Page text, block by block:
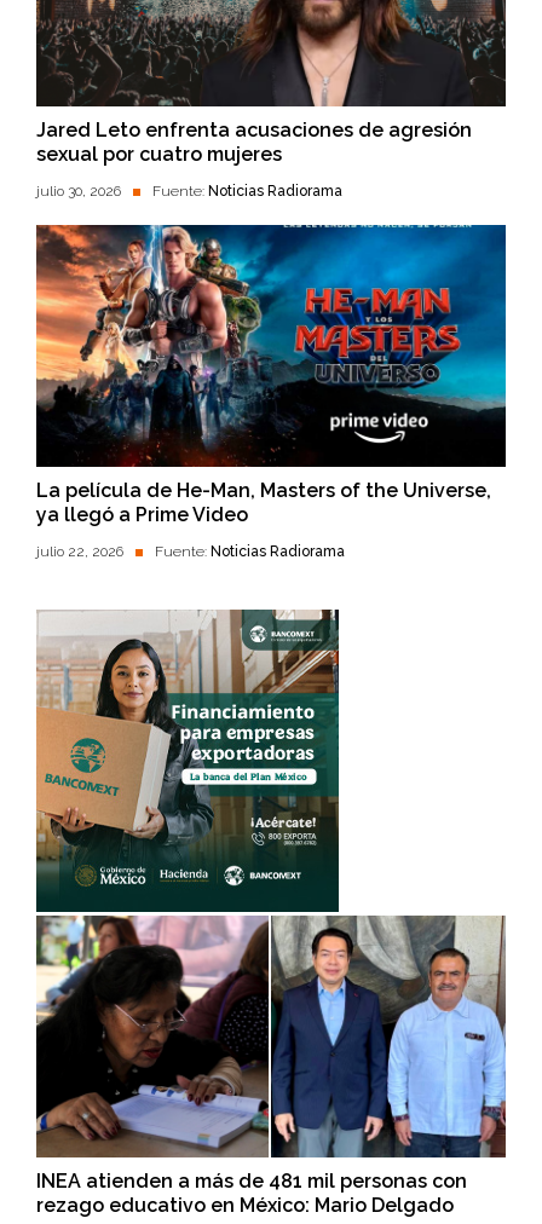
Jared Leto enfrenta acusaciones de agresión
sexual por cuatro mujeres
julio 30, 2026 Fuente: Noticias Radiorama
La película de He-Man, Masters of the Universe,
ya llegó a Prime Video
julio 22, 2026 Fuente: Noticias Radiorama
INEA atienden a más de 481 mil personas con
rezago educativo en México: Mario Delgado